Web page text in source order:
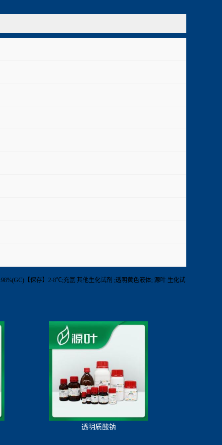
【保存】2-8℃;充氩 其他生化试剂 ;透明黄色液体; 源叶 生化试
透明质酸钠